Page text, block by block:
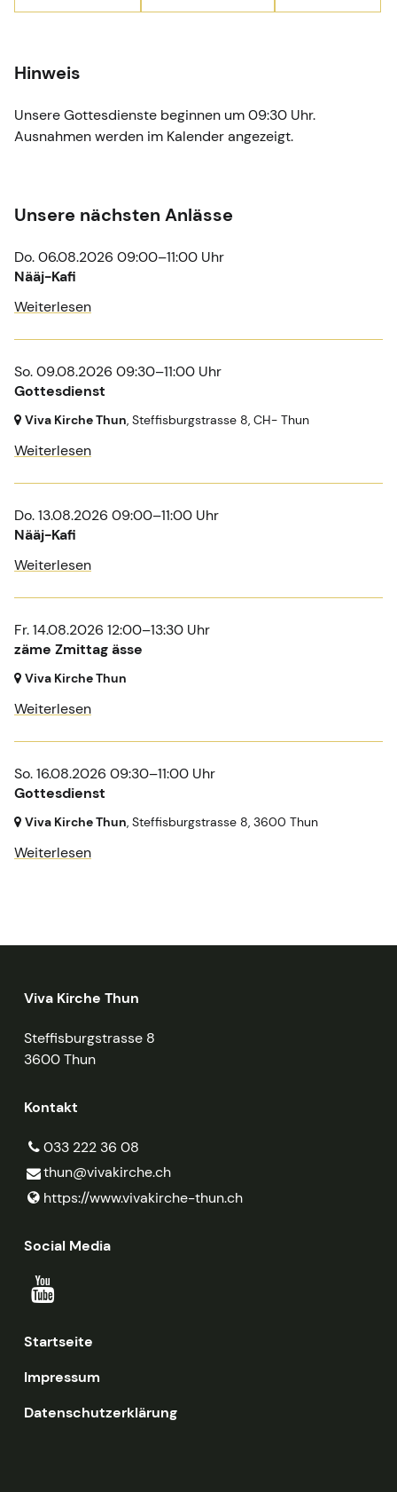
Hinweis
Unsere Gottesdienste beginnen um 09:30 Uhr.
Ausnahmen werden im Kalender angezeigt.
Unsere nächsten Anlässe
Do. 06.08.2026 09:00–11:00 Uhr
Nääj-Kafi
Weiterlesen
So. 09.08.2026 09:30–11:00 Uhr
Gottesdienst
Viva Kirche Thun, Steffisburgstrasse 8, CH- Thun
Weiterlesen
Do. 13.08.2026 09:00–11:00 Uhr
Nääj-Kafi
Weiterlesen
Fr. 14.08.2026 12:00–13:30 Uhr
zäme Zmittag ässe
Viva Kirche Thun
Weiterlesen
So. 16.08.2026 09:30–11:00 Uhr
Gottesdienst
Viva Kirche Thun, Steffisburgstrasse 8, 3600 Thun
Weiterlesen
Viva Kirche Thun
Steffisburgstrasse 8
3600 Thun
Kontakt
033 222 36 08
thun@​vivakirche.​ch
https://www.​vivakirche-thun.​ch
Social Media
Startseite
Impressum
Datenschutzerklärung